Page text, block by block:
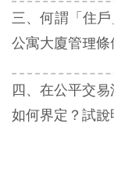
三、何謂「住
公寓大廈管理
四、在公平交易
如何界定？試